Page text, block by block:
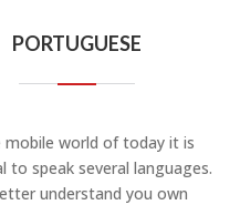
PORTUGUESE
mobile world of today it is
to speak several languages.
understand you own